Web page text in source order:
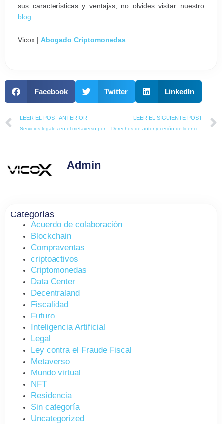
sus características y ventajas, no olvides visitar nuestro
blog.
Vicox | Abogado Criptomonedas
Facebook Twitter LinkedIn
Prev
LEER EL POST ANTERIOR
Servicios legales en el metaverso por medio de NFTs
LEER EL SIGUIENTE POST
Derechos de autor y cesión de licencias de uso de NFT
Admin
Categorías
Acuerdo de colaboración
Blockchain
Compraventas
criptoactivos
Criptomonedas
Data Center
Decentraland
Fiscalidad
Futuro
Inteligencia Artificial
Legal
Ley contra el Fraude Fiscal
Metaverso
Mundo virtual
NFT
Residencia
Sin categoría
Uncategorized